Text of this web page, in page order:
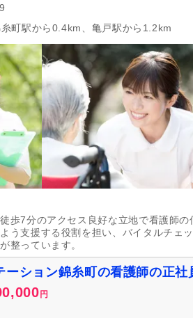
(2)
自動車免許(8)
(48) 週休2日 (23)
土日祝休み(30)
以上(17) 年間休日120日以上
介護休業(39)
社会保険完備
日・祝給与アップ(4)
あり (21)
夜勤手当
町駅から0.4km、亀戸駅から1.2km
歩7分のアクセス良好な立地で看護師
う支援する役割を担い、バイタルチェ
整っています。
ーション錦糸町の看護師の正社
円